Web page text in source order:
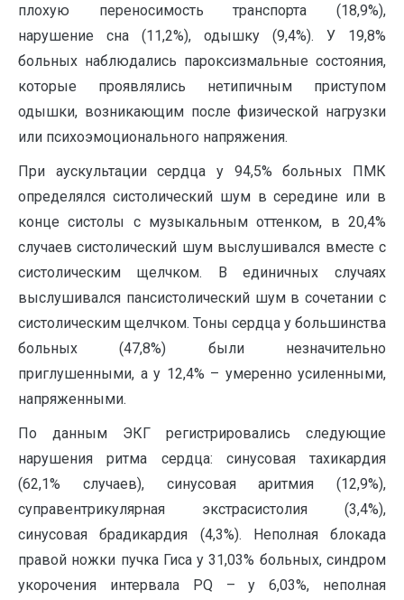
плохую переносимость транспорта (18,9%),
нарушение сна (11,2%), одышку (9,4%). У 19,8%
больных наблюдались пароксизмальные состояния,
которые проявлялись нетипичным приступом
одышки, возникающим после физической нагрузки
или психоэмоционального напряжения.
При аускультации сердца у 94,5% больных ПМК
определялся систолический шум в середине или в
конце систолы с музыкальным оттенком, в 20,4%
случаев систолический шум выслушивался вместе с
систолическим щелчком. В единичных случаях
выслушивался пансистолический шум в сочетании с
систолическим щелчком. Тоны сердца у большинства
больных (47,8%) были незначительно
приглушенными, а у 12,4% – умеренно усиленными,
напряженными.
По данным ЭКГ регистрировались следующие
нарушения ритма сердца: синусовая тахикардия
(62,1% случаев), синусовая аритмия (12,9%),
суправентрикулярная экстрасистолия (3,4%),
синусовая брадикардия (4,3%). Неполная блокада
правой ножки пучка Гиса у 31,03% больных, синдром
укорочения интервала РQ – у 6,03%, неполная